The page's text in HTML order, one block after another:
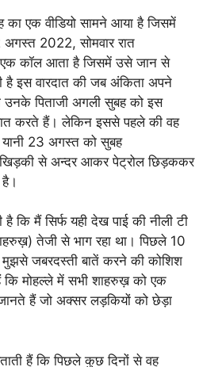
का एक वीडियो सामने आया है जिसमें
अगस्त 2022, सोमवार रात
कॉल आता है जिसमें उसे जान से
है इस वारदात की जब अंकिता अपने
उनके पिताजी अगली सुबह को इस
करते हैं। लेकिन इससे पहले की वह
23 अगस्त को सुबह
से अन्दर आकर पेट्रोल छिड़ककर
कि मैं सिर्फ यही देख पाई की नीली टी
तेजी से भाग रहा था। पिछले 10
जबरदस्ती बातें करने की कोशिश
कि मोहल्ले में सभी शाहरुख़ को एक
हैं जो अक्सर लड़कियों को छेड़ा
हैं कि पिछले कुछ दिनों से वह